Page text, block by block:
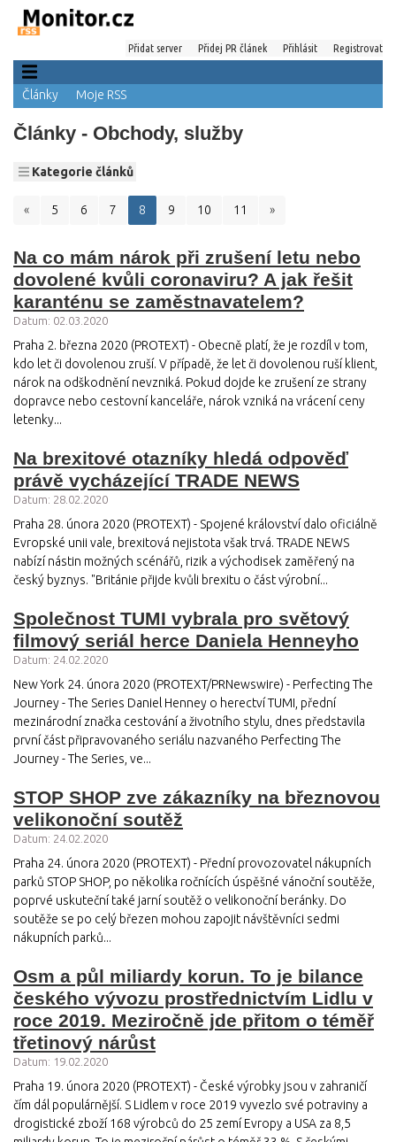
Přidat server Přidej PR článek Přihlásit Registrovat
Články Moje RSS
Články - Obchody, služby
Kategorie článků
« 5 6 7 8 9 10 11 »
Na co mám nárok při zrušení letu nebo
dovolené kvůli coronaviru? A jak řešit
karanténu se zaměstnavatelem?
Datum: 02.03.2020
Praha 2. března 2020 (PROTEXT) - Obecně platí, že je rozdíl v tom,
kdo let či dovolenou zruší. V případě, že let či dovolenou ruší klient,
nárok na odškodnění nevzniká. Pokud dojde ke zrušení ze strany
dopravce nebo cestovní kanceláře, nárok vzniká na vrácení ceny
letenky...
Na brexitové otazníky hledá odpověď
právě vycházející TRADE NEWS
Datum: 28.02.2020
Praha 28. února 2020 (PROTEXT) - Spojené království dalo oficiálně
Evropské unii vale, brexitová nejistota však trvá. TRADE NEWS
nabízí nástin možných scénářů, rizik a východisek zaměřený na
český byznys. "Británie přijde kvůli brexitu o část výrobní...
Společnost TUMI vybrala pro světový
filmový seriál herce Daniela Henneyho
Datum: 24.02.2020
New York 24. února 2020 (PROTEXT/PRNewswire) - Perfecting The
Journey - The Series Daniel Henney o herectví TUMI, přední
mezinárodní značka cestování a životního stylu, dnes představila
první část připravovaného seriálu nazvaného Perfecting The
Journey - The Series, ve...
STOP SHOP zve zákazníky na březnovou
velikonoční soutěž
Datum: 24.02.2020
Praha 24. února 2020 (PROTEXT) - Přední provozovatel nákupních
parků STOP SHOP, po několika ročnících úspěšné vánoční soutěže,
poprvé uskuteční také jarní soutěž o velikonoční beránky. Do
soutěže se po celý březen mohou zapojit návštěvníci sedmi
nákupních parků...
Osm a půl miliardy korun. To je bilance
českého vývozu prostřednictvím Lidlu v
roce 2019. Meziročně jde přitom o téměř
třetinový nárůst
Datum: 19.02.2020
Praha 19. února 2020 (PROTEXT) - České výrobky jsou v zahraničí
čím dál populárnější. S Lidlem v roce 2019 vyvezlo své potraviny a
drogistické zboží 168 výrobců do 25 zemí Evropy a USA za 8,5